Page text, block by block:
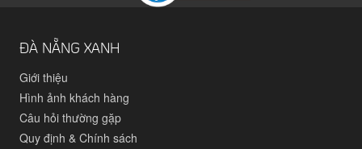
ĐÀ NẴNG XANH
Giới thiệu
Hình ảnh khách hàng
Câu hỏi thường gặp
Quy định & Chính sách